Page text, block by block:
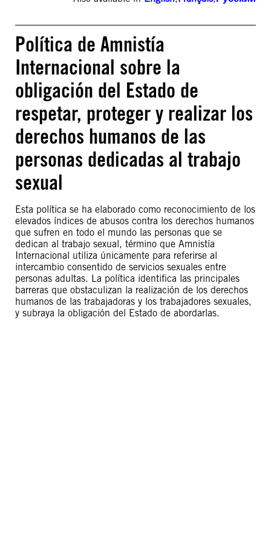
Política de Amnistía
Internacional sobre la
obligación del Estado de
respetar, proteger y realizar los
derechos humanos de las
personas dedicadas al trabajo
sexual
Esta política se ha elaborado como reconocimiento de los
elevados índices de abusos contra los derechos humanos
que sufren en todo el mundo las personas que se
dedican al trabajo sexual, término que Amnistía
Internacional utiliza únicamente para referirse al
intercambio consentido de servicios sexuales entre
personas adultas. La política identifica las principales
barreras que obstaculizan la realización de los derechos
humanos de las trabajadoras y los trabajadores sexuales,
y subraya la obligación del Estado de abordarlas.